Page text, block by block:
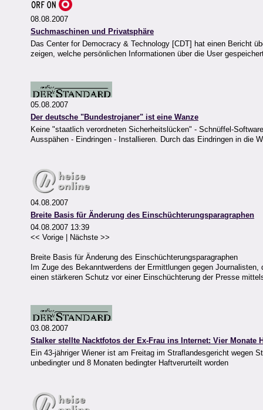
08.08.2007
Suchmaschinen und Privatsphäre
Das Center for Democracy & Technology [CDT] hat einen Bericht
zeigen, welche persönlichen Informationen über die User
05.08.2007
Der deutsche "Bundestrojaner" ist eine Wanze
Keine "staatlich verordneten Sicherheitslücken" - Schnüffel-
Ausspähen - Eindringen - Installieren. Durch das Eindringen in die
04.08.2007
Breite Basis für Änderung des Einschüchterungsparagraphen
04.08.2007 13:39
<< Vorige | Nächste >>
Breite Basis für Änderung des Einschüchterungsparagraphen
Im Zuge des Bekanntwerdens der Ermittlungen gegen
einen stärkeren Schutz vor einer Einschüchterung der Presse
03.08.2007
Stalker stellte Nacktfotos der Ex-Frau ins Internet: Vier Monate
Ein 43-jähriger Wiener ist am Freitag im Straflandesgericht wegen
unbedingter und 8 Monaten bedingter Haftverurteilt worden